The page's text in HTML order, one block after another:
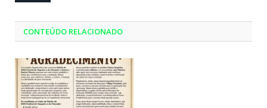
CONTEÚDO RELACIONADO